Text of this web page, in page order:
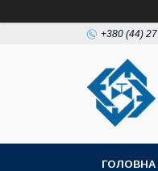
+380 (44)
ГОЛОВНА